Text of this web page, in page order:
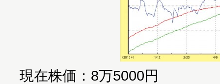
現在株価：8万5000円